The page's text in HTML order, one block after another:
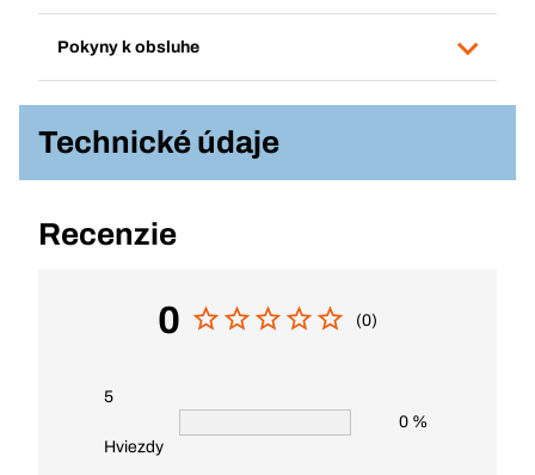
Pokyny k obsluhe
Technické údaje
Recenzie
0 (0)
5
Hviezdy
0 %